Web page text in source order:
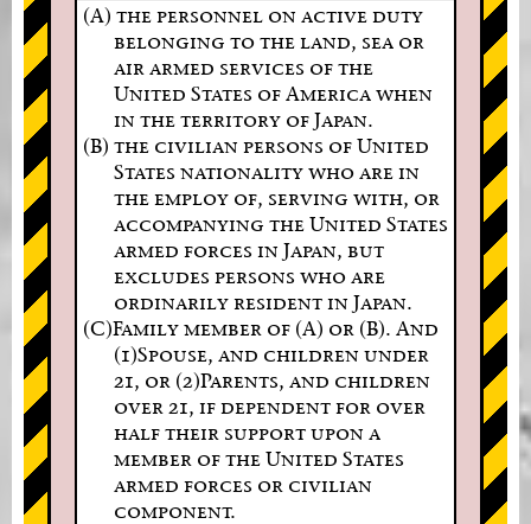
(A) the personnel on active duty
belonging to the land, sea or
air armed services of the
United States of America when
in the territory of Japan.
(B) the civilian persons of United
States nationality who are in
the employ of, serving with, or
accompanying the United States
armed forces in Japan, but
excludes persons who are
ordinarily resident in Japan.
(C)Family member of (A) or (B). And
(1)Spouse, and children under
21, or (2)Parents, and children
over 21, if dependent for over
half their support upon a
member of the United States
armed forces or civilian
component.